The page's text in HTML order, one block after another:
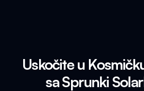
Uskočite u
sa Sprunki